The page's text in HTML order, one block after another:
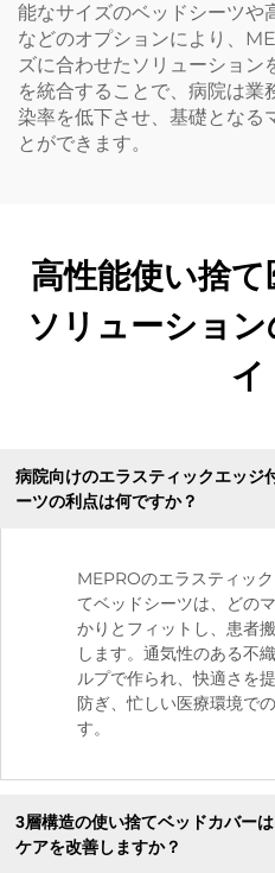
能なサイズのベッドシーツや
などのオプションにより、
ズに合わせたソリューション
を統合することで、病院は業
染率を低下させ、基礎となる
とができます。
高性能使い捨
ソリューショ
イ
病院向けのエラスティックエッジ
ーツの利点は何ですか？
MEPROのエラスティッ
てベッドシーツは、どの
かりとフィットし、患者
します。通気性のある不
ルプで作られ、快適さを
防ぎ、忙しい医療環境で
す。
3層構造の使い捨てベッドカバー
ケアを改善しますか？